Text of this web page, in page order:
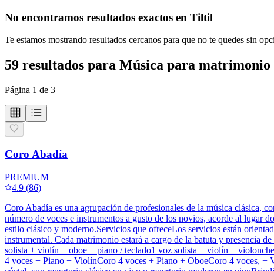
No encontramos resultados exactos en Tiltil
Te estamos mostrando resultados cercanos para que no te quedes sin
59 resultados para Música para matrimonio
Página 1 de 3
Coro Abadía
PREMIUM
4.9 (86)
Coro Abadía es una agrupación de profesionales de la música clásica,
número de voces e instrumentos a gusto de los novios, acorde al lugar
estilo clásico y moderno.Servicios que ofreceLos servicios están
instrumental. Cada matrimonio estará a cargo de la batuta y presencia
solista + violín + oboe + piano / teclado1 voz solista + violín +
4 voces + Piano + ViolínCoro 4 voces + Piano + OboeCoro 4 voces,